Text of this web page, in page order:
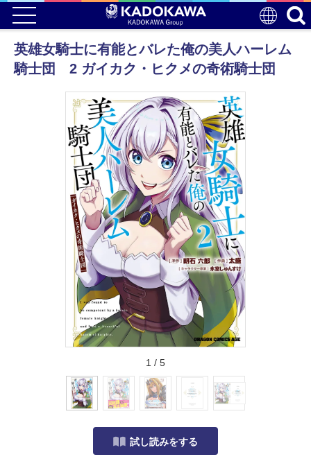
英雄女騎士に有能とバレた俺の美人ハーレム
騎士団 2 ガイカク・ヒクメの奇術騎士団
1 / 5
試し読みをする